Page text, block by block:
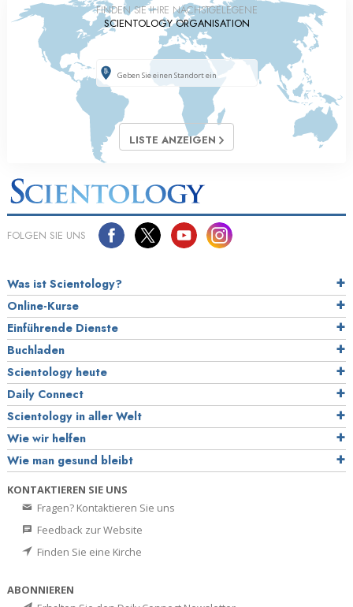
FINDEN SIE IHRE NÄCHSTGELEGENE
SCIENTOLOGY ORGANISATION
LISTE ANZEIGEN
FOLGEN SIE UNS
Was ist Scientology?
Online-Kurse
Einführende Dienste
Buchladen
Scientology heute
Daily Connect
Scientology in aller Welt
Wie wir helfen
Wie man gesund bleibt
KONTAKTIEREN SIE UNS
Fragen? Kontaktieren Sie uns
Feedback zur Website
Finden Sie eine Kirche
ABONNIEREN